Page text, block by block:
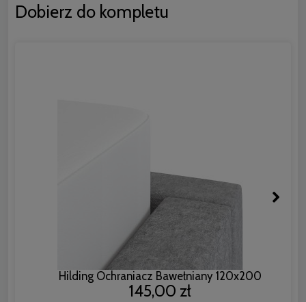
Dobierz do kompletu
Hilding Ochraniacz Bawełniany 120x200
145,00 zł